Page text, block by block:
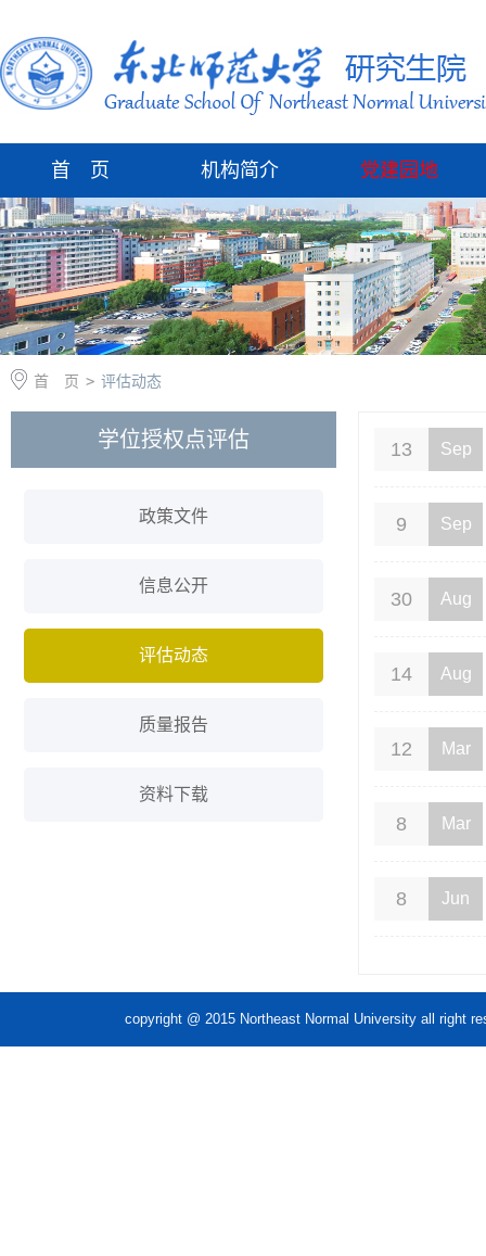
首 页 机构简介 党建园地
首 页 > 评估动态
学位授权点评估
政策文件
信息公开
评估动态
质量报告
资料下载
13 Sep
9 Sep
30 Aug
14 Aug
12 Mar
8 Mar
8 Jun
copyright @ 2015 Northeast Normal University all